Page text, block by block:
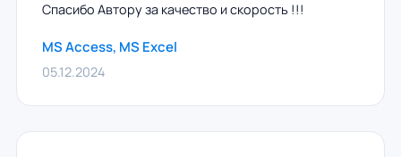
Спасибо Автору за качество и скорость !!!
MS Access, MS Excel
05.12.2024